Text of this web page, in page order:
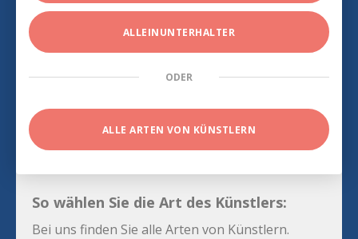
ALLEINUNTERHALTER
ODER
ALLE ARTEN VON KÜNSTLERN
So wählen Sie die Art des Künstlers:
Bei uns finden Sie alle Arten von Künstlern.